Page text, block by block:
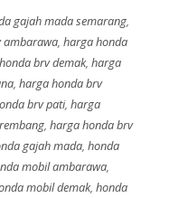
Rp 353.300.000
Rp 379.750.000
Rp 400.350.000
gajah mada semarang,
ambarawa, harga honda
brv demak, harga
, harga honda brv
brv pati, harga
, harga honda brv
gajah mada, honda
mobil ambarawa,
mobil demak, honda